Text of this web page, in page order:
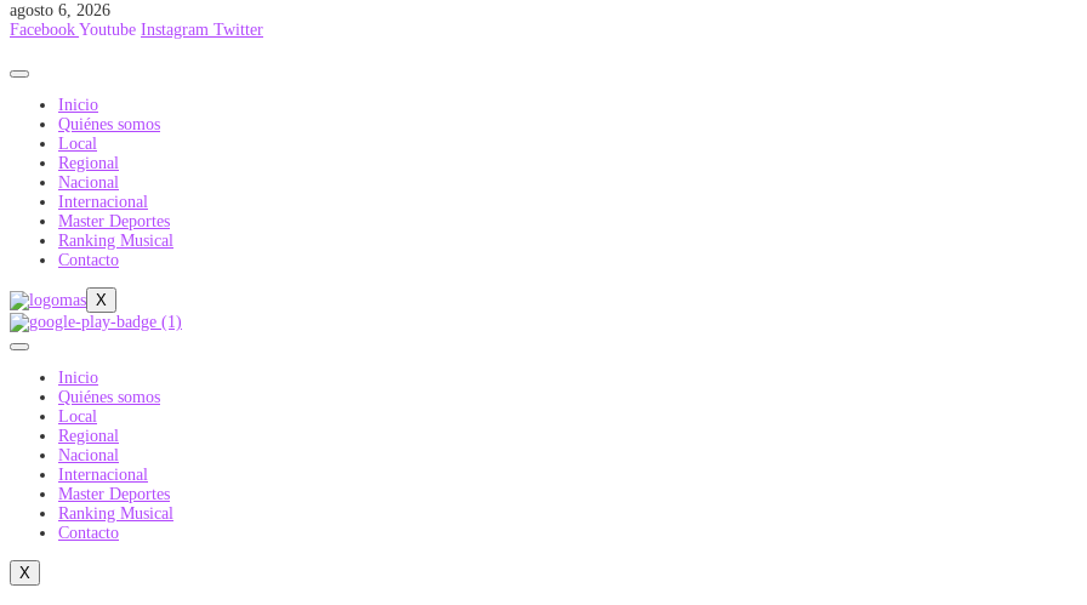
agosto 6, 2026
Facebook Youtube Instagram Twitter
Inicio
Quiénes somos
Local
Regional
Nacional
Internacional
Master Deportes
Ranking Musical
Contacto
X
Inicio
Quiénes somos
Local
Regional
Nacional
Internacional
Master Deportes
Ranking Musical
Contacto
X